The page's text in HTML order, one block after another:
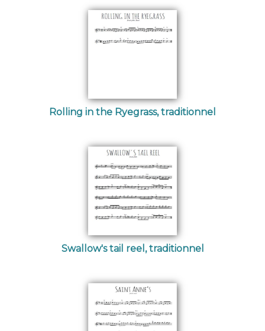
Rolling in the Ryegrass, traditionnel
Swallow's tail reel, traditionnel